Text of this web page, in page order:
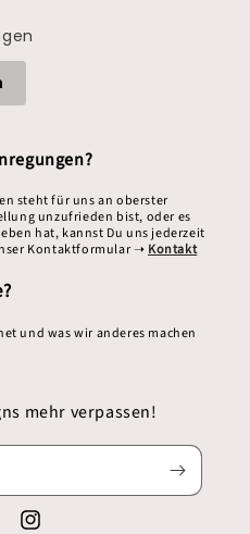
steht für uns an oberster
unzufrieden bist, oder es
hat, kannst Du uns jederzeit
Kontaktformular ➝ Kontakt
und was wir anderes machen
mehr verpassen!